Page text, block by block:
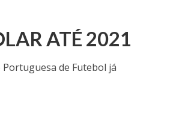
ATÉ 2021
Portuguesa de Futebol já